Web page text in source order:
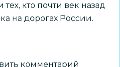
кто почти век назад
на дорогах России.
комментарий